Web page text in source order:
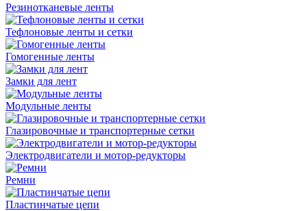
Резинотканевые ленты
Тефлоновые ленты и сетки
Гомогенные ленты
Замки для лент
Модульные ленты
Глазировочные и транспортерные сетки
Электродвигатели и мотор-редукторы
Ремни
Пластинчатые цепи